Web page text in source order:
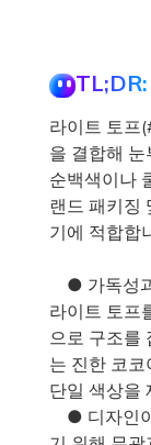
TL;DR:
라이트 토프
을 결합해 눈
순백색이나
랜드 패키징
기에 적합합
● 가독성
라이트 토프
으로 구조를
는 진한 코
단일 색상을
● 디자인